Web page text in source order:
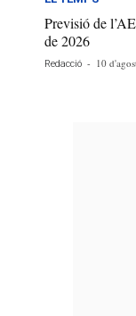
Previsió de
de 2026
Redacció - 10